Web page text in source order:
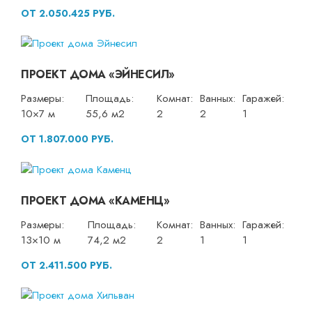
ОТ 2.050.425 РУБ.
ПРОЕКТ ДОМА «ЭЙНЕСИЛ»
Размеры:
10×7 м
Площадь:
55,6 м2
Комнат:
2
Ванных:
2
Гаражей:
1
ОТ 1.807.000 РУБ.
ПРОЕКТ ДОМА «КАМЕНЦ»
Размеры:
13×10 м
Площадь:
74,2 м2
Комнат:
2
Ванных:
1
Гаражей:
1
ОТ 2.411.500 РУБ.